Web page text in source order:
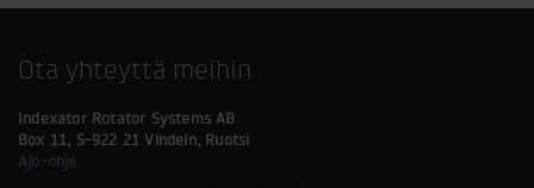
Ota yhteyttä meihin
Indexator Rotator Systems AB
Box 11, S-922 21 Vindeln, Ruotsi
Ajo-ohje